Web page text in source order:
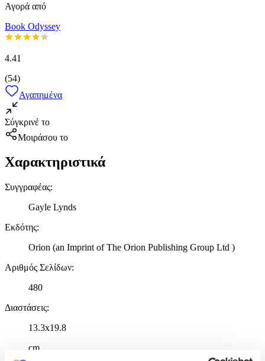
Αγορά από
Book Odyssey
4.41
(54)
Αγαπημένα
Σύγκρινέ το
Μοιράσου το
Χαρακτηριστικά
Συγγραφέας:
Gayle Lynds
Εκδότης:
Orion (an Imprint of The Orion Publishing Group Ltd )
Αριθμός Σελίδων:
480
Διαστάσεις:
13.3x19.8
cm
Χαρτί Εξωφύλλου